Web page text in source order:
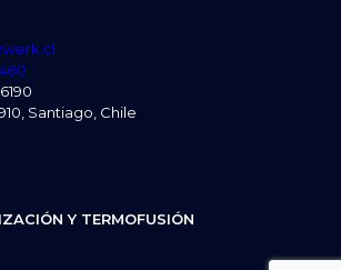
Santiago, Chile
Y TERMOFUSIÓN